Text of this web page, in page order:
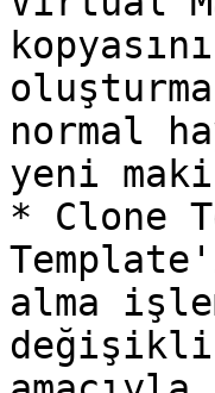
normal
yeni
* Clone
alma